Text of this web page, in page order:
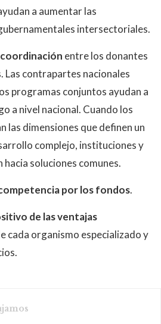
a aumentar las
intersectoriales.
entre los donantes
Las contrapartes nacionales
programas conjuntos ayudan a
a nivel nacional. Cuando los
las dimensiones que definen un
complejo, instituciones y
soluciones comunes.
por los fondos.
de las ventajas
cada organismo especializado y